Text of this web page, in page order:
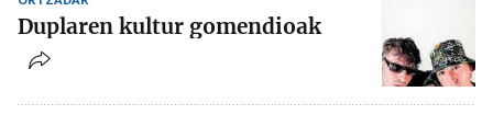
Duplaren kultur gomendioak